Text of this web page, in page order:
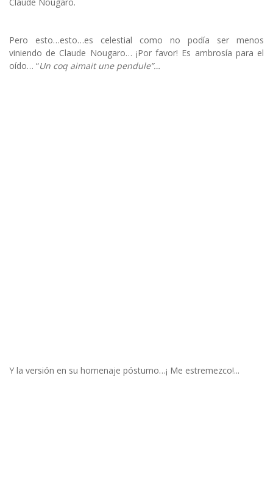
Pero esto…esto…es celestial como no podía ser menos
viniendo de Claude Nougaro… ¡Por favor! Es ambrosía para el
oído… “Un coq aimait une pendule”…
Y la versión en su homenaje póstumo…¡ Me estremezco!...